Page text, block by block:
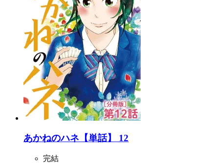
あかねのハネ【単話】 12
完結